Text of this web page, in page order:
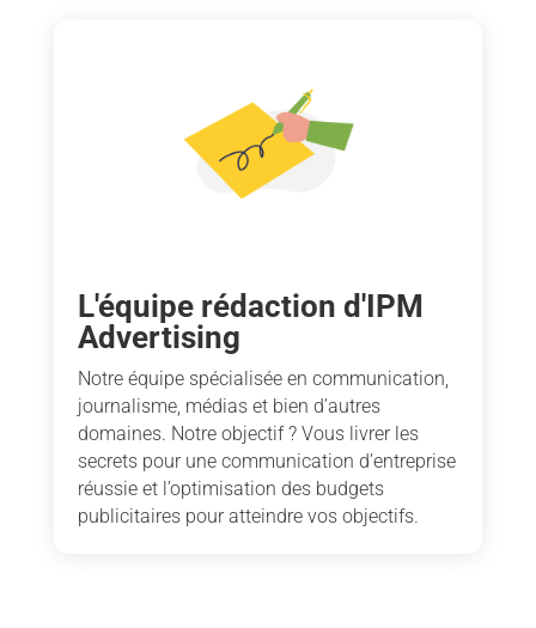
L'équipe rédaction d'IPM
Advertising
Notre équipe spécialisée en communication,
journalisme, médias et bien d’autres
domaines. Notre objectif ? Vous livrer les
secrets pour une communication d’entreprise
réussie et l’optimisation des budgets
publicitaires pour atteindre vos objectifs.